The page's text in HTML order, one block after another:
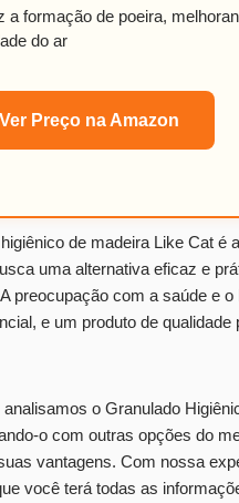
a formação de poeira,
do ar
Ver Preço na Amazon
de madeira Like Cat é
uma alternativa eficaz e
preocupação com a saúde e
e um produto de qualidade
analisamos o Granulado
o com outras opções do
vantagens. Com nossa
você terá todas as